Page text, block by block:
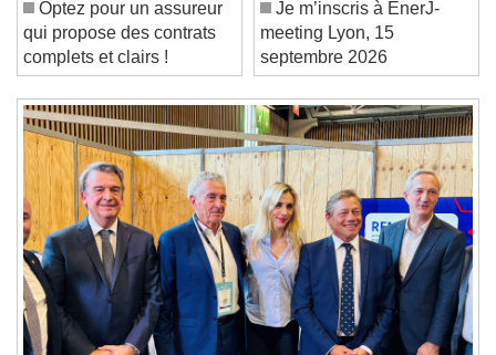
/
Duration-:-
Loaded:0%
Stream TypeLIVE
Seek to live, currently behind liveLIVE
Remaining Time
1x
Playback Rate
Chapters
Chapters
Descriptions
descriptions off, selected
Subtitles
Optez pour un assureur
qui propose des contrats
complets et clairs !
Je m’inscris à EnerJ-
meeting Lyon, 15
septembre 2026